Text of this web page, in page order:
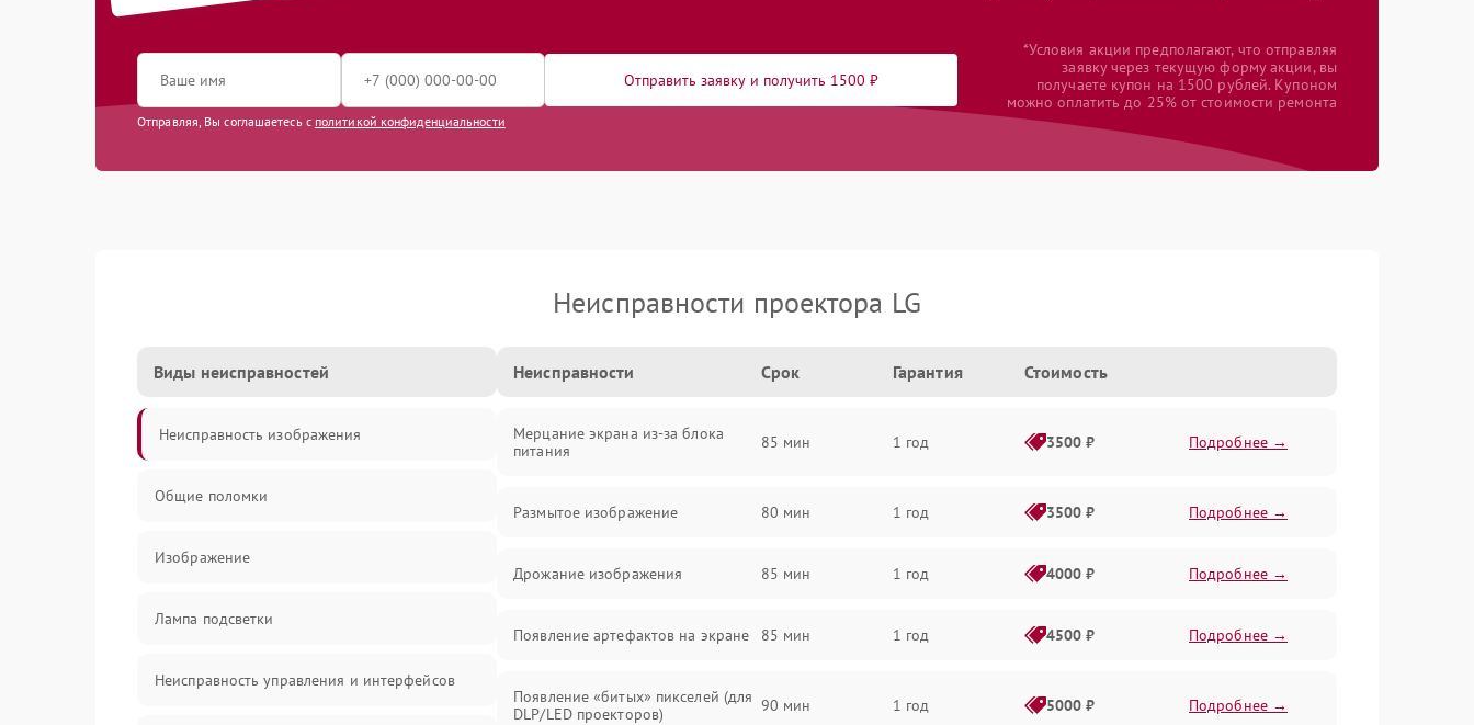
Отправить заявку и получить 1500 ₽
Отправляя, Вы соглашаетесь с политикой конфиденциальности
*Условия акции предполагают, что отправляя
заявку через текущую форму акции, вы
получаете купон на 1500 рублей. Купоном
можно оплатить до 25% от стоимости ремонта
Неисправности проектора LG
Виды неисправностей
Неисправность изображения
Общие поломки
Изображение
Лампа подсветки
Неисправность управления и интерфейсов
Неисправности Срок Гарантия Стоимость
Мерцание экрана из-за блока
питания
85 мин 1 год 3500 ₽ Подробнее →
Размытое изображение 80 мин 1 год 3500 ₽ Подробнее →
Дрожание изображения 85 мин 1 год 4000 ₽ Подробнее →
Появление артефактов на экране 85 мин 1 год 4500 ₽ Подробнее →
Появление «битых» пикселей (для
DLP/LED проекторов)
90 мин 1 год 5000 ₽ Подробнее →